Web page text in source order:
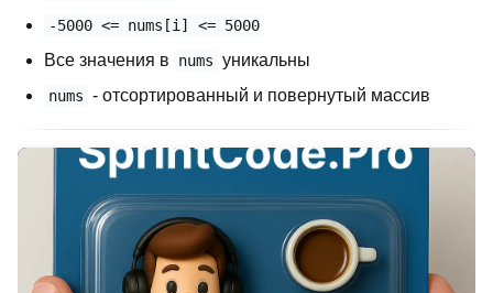
-5000 <= nums[i] <= 5000
Все значения в nums уникальны
nums - отсортированный и повернутый массив